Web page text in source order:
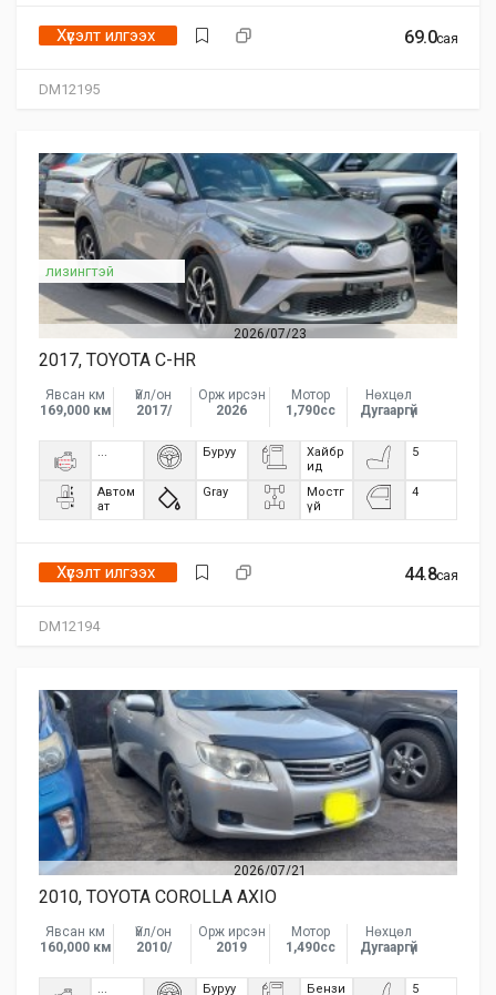
DM12195
69.0сая
Хүсэлт илгээх
2026/07/23
DM12194
лизингтэй
2017, TOYOTA C-HR
Явсан км
169,000 км
Үйл/он
2017/
Орж ирсэн
2026
Мотор
1,790сс
Нөхцөл
Дугааргүй
... Буруу
Хайбр
ид
5
Автом
ат
Gray
Мостг
үй
4
44.8сая
Хүсэлт илгээх
2026/07/21
2010, TOYOTA COROLLA AXIO
Явсан км
160,000 км
Үйл/он
2010/
Орж ирсэн
2019
Мотор
1,490сс
Нөхцөл
Дугааргүй
... Буруу
Бензи
5